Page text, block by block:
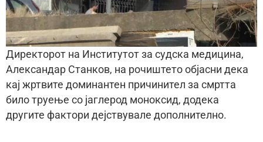
Директорот на Институтот за судска медицина,
Александар Станков, на рочиштето објасни дека
кај жртвите доминантен причинител за смртта
било труење со јаглерод моноксид, додека
другите фактори дејствувале дополнително.